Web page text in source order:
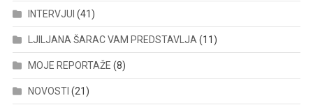
INTERVJUI (41)
LJILJANA ŠARAC VAM PREDSTAVLJA (11)
MOJE REPORTAŽE (8)
NOVOSTI (21)